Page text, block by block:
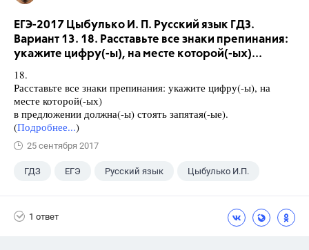
ЕГЭ-2017 Цыбулько И. П. Русский язык ГДЗ.
Вариант 13. 18. Расставьте все знаки препинания:
укажите цифру(-ы), на месте которой(-ых)...
18.
Расставьте все знаки препинания: укажите цифру(-ы), на
месте которой(-ых)
в предложении должна(-ы) стоять запятая(-ые).
(Подробнее...)
25 сентября 2017
ГДЗ ЕГЭ Русский язык Цыбулько И.П.
1 ответ